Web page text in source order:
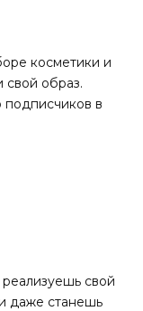
косметики и
образ.
в
свой
даже станешь